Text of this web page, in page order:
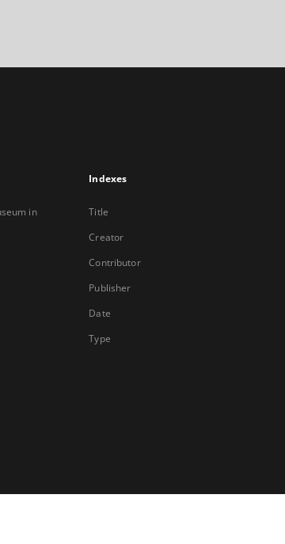
in
Indexes
Title
Creator
Contributor
Publisher
Date
Type